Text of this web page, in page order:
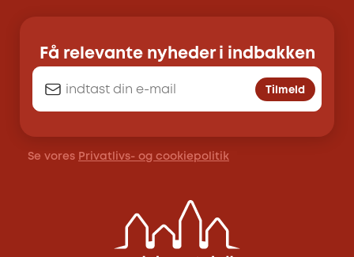
Få relevante nyheder i indbakken
Tilmeld
Se vores Privatlivs- og cookiepolitik